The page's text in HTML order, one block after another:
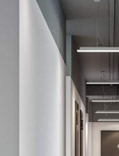
97468 -
УЛИЦА,
Москва / Московская
Получить контакты
Прямая продажа от
площадью 5.4 кв. м на
Дополнительная